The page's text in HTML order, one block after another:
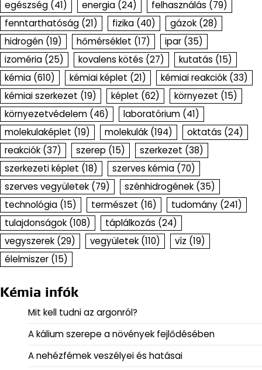
egészség (41) energia (24) felhasználás (79)
fenntarthatóság (21) fizika (40) gázok (28)
hidrogén (19) hőmérséklet (17) ipar (35)
izoméria (25) kovalens kötés (27) kutatás (15)
kémia (610) kémiai képlet (21) kémiai reakciók (33)
kémiai szerkezet (19) képlet (62) környezet (15)
környezetvédelem (46) laboratórium (41)
molekulaképlet (19) molekulák (194) oktatás (24)
reakciók (37) szerep (15) szerkezet (38)
szerkezeti képlet (18) szerves kémia (70)
szerves vegyületek (79) szénhidrogének (35)
technológia (15) természet (16) tudomány (241)
tulajdonságok (108) táplálkozás (24)
vegyszerek (29) vegyületek (110) víz (19)
élelmiszer (15)
Kémia infók
Mit kell tudni az argonról?
A kálium szerepe a növények fejlődésében
A nehézfémek veszélyei és hatásai